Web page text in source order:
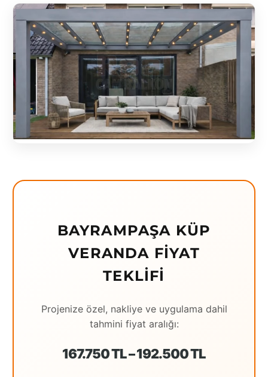
BAYRAMPAŞA KÜP
VERANDA FIYAT
TEKLIFI
Projenize özel, nakliye ve uygulama dahil
tahmini fiyat aralığı:
167.750 TL – 192.500 TL
Bulgaristan
Bursa
Çanakkale
Çekya
Diyarbakır
Eching
Erzrum
Eskişehir